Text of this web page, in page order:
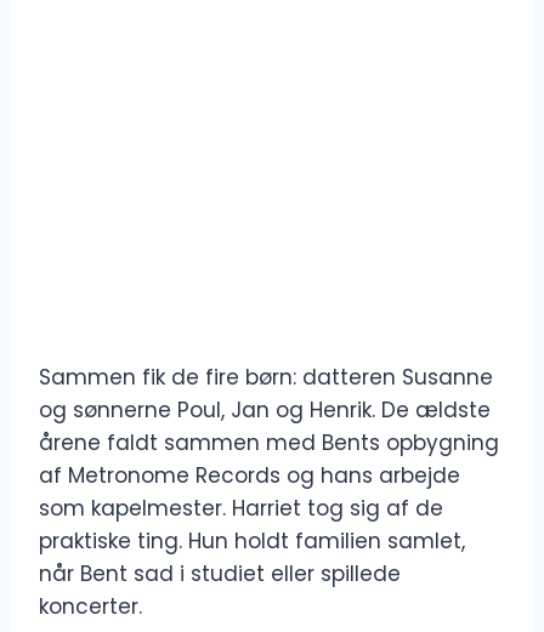
Sammen fik de fire børn: datteren Susanne
og sønnerne Poul, Jan og Henrik. De ældste
årene faldt sammen med Bents opbygning
af Metronome Records og hans arbejde
som kapelmester. Harriet tog sig af de
praktiske ting. Hun holdt familien samlet,
når Bent sad i studiet eller spillede
koncerter.